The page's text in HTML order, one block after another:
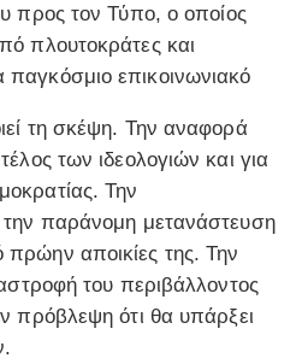
προς τον Τύπο, ο οποίος
πλουτοκράτες και
επικοινωνιακό
τη σκέψη. Την αναφορά
των ιδεολογιών και για
Την
την παράνομη μετανάστευση
αποικίες της. Την
του περιβάλλοντος
πρόβλεψη ότι θα υπάρξει